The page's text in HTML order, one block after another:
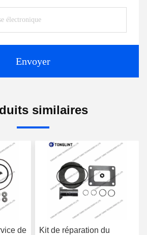
Envoyer
similaires
de
Kit de réparation du